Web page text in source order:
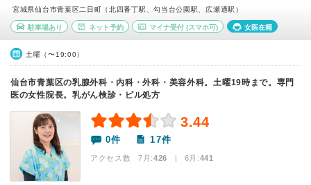
宮城県仙台市青葉区二日町（北四番丁駅、勾当台公園駅、広瀬通駅）
駐車場あり ネット予約 マイナ受付 (スマホ可) 女医在籍
土曜（〜19:00）
仙台市青葉区の乳腺外科・内科・外科・美容外科。土曜19時まで。専門
医の女性院長。乳がん検診・ピル処方
3.44
0件 17件
アクセス数 7月:426 | 6月:441